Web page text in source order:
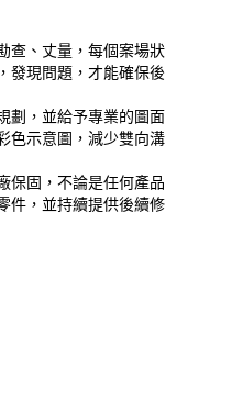
查、丈量，每個案場狀
發現問題，才能確保後
劃，並給予專業的圖面
色示意圖，減少雙向溝
保固，不論是任何產品
件，並持續提供後續修